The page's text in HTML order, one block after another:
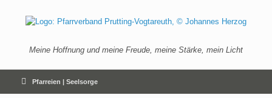
springen
Meine Hoffnung und meine Freude, meine Stärke, mein Licht
Pfarreien | Seelsorge